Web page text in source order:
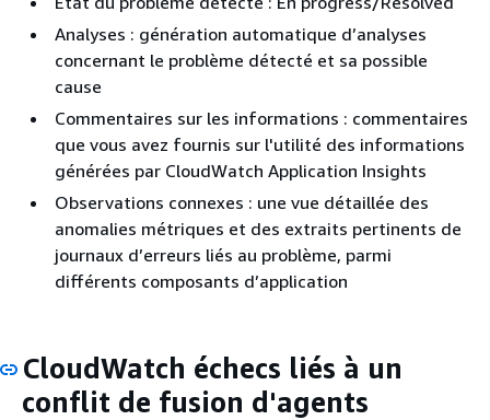
Analyses : génération automatique d’analyses
concernant le problème détecté et sa possible
cause
Commentaires sur les informations : commentaires
que vous avez fournis sur l'utilité des informations
générées par CloudWatch Application Insights
Observations connexes : une vue détaillée des
anomalies métriques et des extraits pertinents de
journaux d’erreurs liés au problème, parmi
différents composants d’application
CloudWatch échecs liés à un
conflit de fusion d'agents